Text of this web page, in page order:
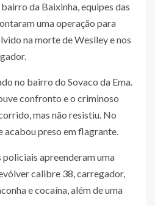
da Baixinha, equipes das
uma operação para
na morte de Weslley e nos
no bairro do Sovaco da Ema.
confronto e o criminoso
mas não resistiu. No
preso em flagrante.
policiais apreenderam uma
calibre 38, carregador,
e cocaína, além de uma